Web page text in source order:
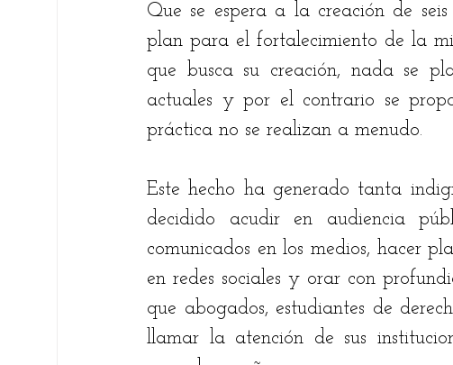
Que se espera a la creación de
plan para el fortalecimiento de la
que busca su creación, nada se
actuales y por el contrario se
práctica no se realizan a menudo.
Este hecho ha generado tanta
decidido acudir en audiencia
comunicados en los medios, hacer
en redes sociales y orar con
que abogados, estudiantes de
llamar la atención de sus